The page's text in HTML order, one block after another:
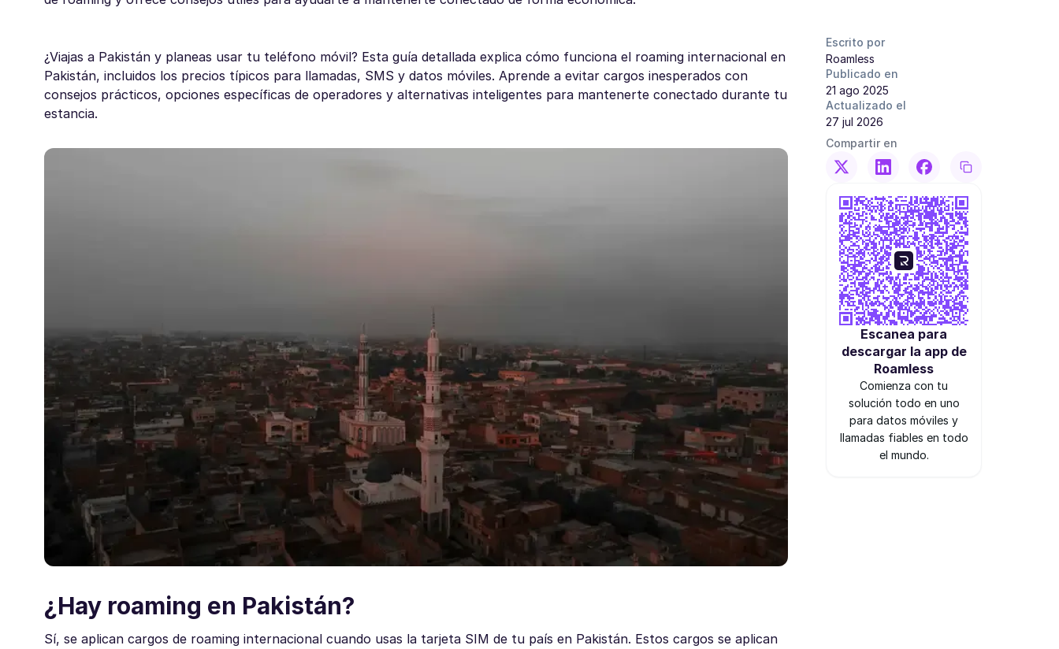
¿Viajas a Pakistán y planeas usar tu teléfono móvil? Esta guía detallada explica cómo funciona el roaming internacional en
Pakistán, incluidos los precios típicos para llamadas, SMS y datos móviles. Aprende a evitar cargos inesperados con
consejos prácticos, opciones específicas de operadores y alternativas inteligentes para mantenerte conectado durante tu
estancia.
¿Hay roaming en Pakistán?
Sí, se aplican cargos de roaming internacional cuando usas la tarjeta SIM de tu país en Pakistán. Estos cargos se aplican
Escrito por
Roamless
Publicado en
21 ago 2025
Actualizado el
27 jul 2026
Compartir en
Escanea para
descargar la app de
Roamless
Comienza con tu
solución todo en uno
para datos móviles y
llamadas fiables en todo
el mundo.